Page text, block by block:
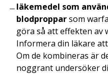
läkemedel som
blodpropparsom
göra så att effekten av
Informera din läkare
Om de kombineras är
noggrant undersöker